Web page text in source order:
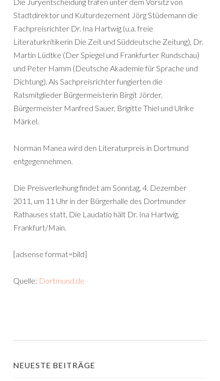
Stadtdirektor und Kulturdezernent Jörg Stüdemann die
Fachpreisrichter Dr. Ina Hartwig (u.a. freie
Literaturkritikerin Die Zeit und Süddeutsche Zeitung), Dr.
Martin Lüdtke (Der Spiegel und Frankfurter Rundschau)
und Peter Hamm (Deutsche Akademie für Sprache und
Dichtung). Als Sachpreisrichter fungierten die
Ratsmitglieder Bürgermeisterin Birgit Jörder,
Bürgermeister Manfred Sauer, Brigitte Thiel und Ulrike
Märkel.
Norman Manea wird den Literaturpreis in Dortmund
entgegennehmen.
Die Preisverleihung findet am Sonntag, 4. Dezember
2011, um 11 Uhr in der Bürgerhalle des Dortmunder
Rathauses statt. Die Laudatio hält Dr. Ina Hartwig,
Frankfurt/Main.
[adsense format=bild]
Quelle: Dortmund.de
NEUESTE BEITRÄGE